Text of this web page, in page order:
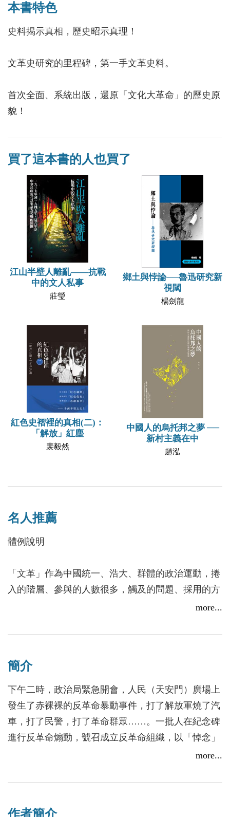
本書特色
史料揭示真相，歷史昭示真理！
文革史研究的里程碑，第一手文革史料。
首次全面、系統出版，還原「文化大革命」的歷史原
貌！
買了這本書的人也買了
江山半壁人離亂——抗戰
中的文人私事
莊瑩
鄉土與悖論──魯迅研究新
視閾
楊劍龍
紅色史褶裡的真相(二)：
「解放」紅塵
裴毅然
中國人的烏托邦之夢 ──
新村主義在中
趙泓
名人推薦
體例說明
「文革」作為中國統一、浩大、群體的政治運動，捲
入的階層、參與的人數很多，觸及的問題、採用的方
式十分複雜。可以說，任何一個政治事件，動輒牽動
每個事件、運動聚集了眾多參與者，會議記錄中的文
的時候，某一個檔應該歸屬何人，或者說，史料在不
同人物的分配上如何處理，是一個值得斟酌的問題。
本叢書由於包括大量現場的講話記錄，具有原生態的
歷史形態，多人參與的談話形成了文本之間的互文關
的資訊點，使讀者由每一篇文章的連續性閱讀，可以
料的編撰細節，有一些技術問題需要處理。根據編者
more...
簡介
下午二時，政治局緊急開會，人民（天安門）廣場上
發生了赤裸裸的反革命暴動事件，打了解放軍燒了汽
車，打了民警，打了革命群眾……。一批人在紀念碑
進行反革命煽動，號召成立反革命組織，以「悼念」
總理為名，猖狂地把矛頭指向偉大領袖毛主席，指向
──姚文元有關天安門事件的日記（1976.4.5，節錄）
more...
作者簡介